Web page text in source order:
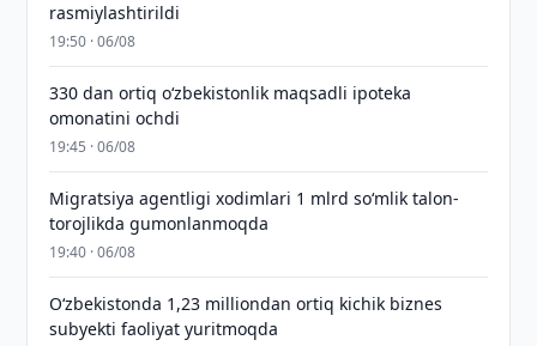
rasmiylashtirildi
19:50 · 06/08
330 dan ortiq o‘zbekistonlik maqsadli ipoteka
omonatini ochdi
19:45 · 06/08
Migratsiya agentligi xodimlari 1 mlrd so‘mlik talon-
torojlikda gumonlanmoqda
19:40 · 06/08
O‘zbekistonda 1,23 milliondan ortiq kichik biznes
subyekti faoliyat yuritmoqda